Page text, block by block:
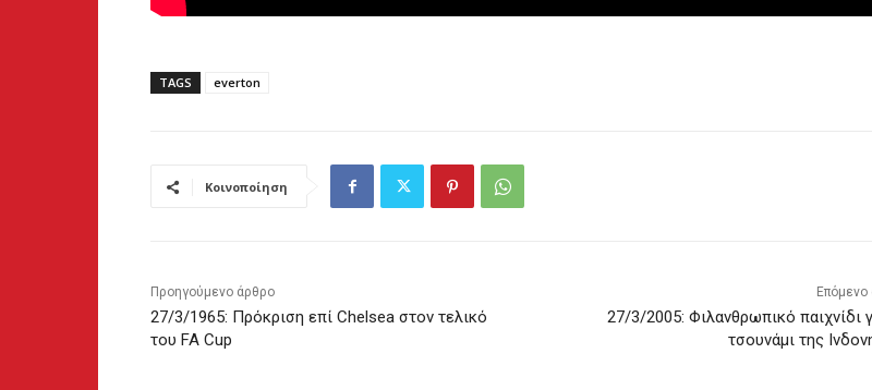
TAGS everton
Κοινοποίηση
Προηγούμενο άρθρο
27/3/1965: Πρόκριση επί Chelsea στον τελικό
του FA Cup
27/3/2005: Φιλανθρωπικό παιχνίδι
τσουνάμι της